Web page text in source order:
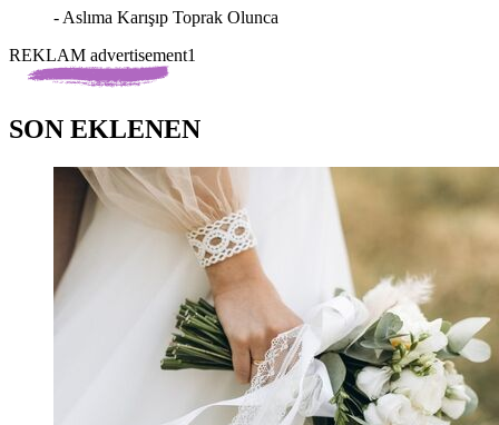
- Aslıma Karışıp Toprak Olunca
REKLAM advertisement1
SON EKLENEN